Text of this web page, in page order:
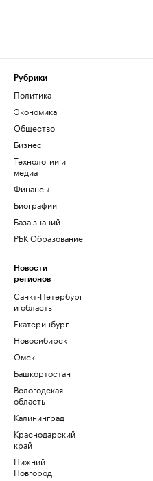
Рубрики
Политика
Экономика
Общество
Бизнес
Технологии и
медиа
Финансы
Биографии
База знаний
РБК Образование
Новости
регионов
Санкт-Петербург
и область
Екатеринбург
Новосибирск
Омск
Башкортостан
Вологодская
область
Калининград
Краснодарский
край
Нижний
Новгород